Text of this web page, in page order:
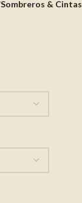
Sombreros & Cintas